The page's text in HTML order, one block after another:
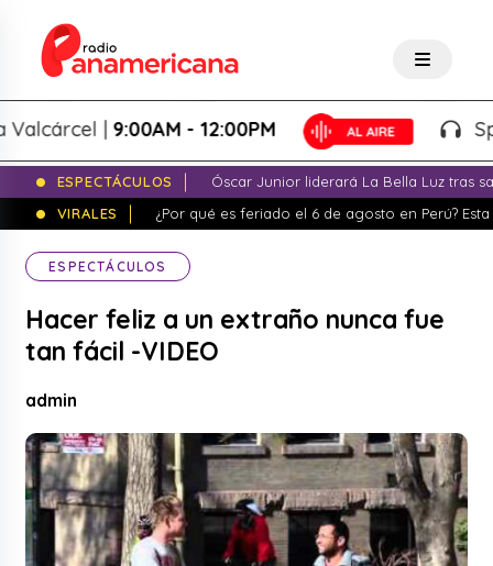
|9:00AM - 12:00PM
ESPECTÁCULOS
Óscar Junior liderará La Bella Luz tras
VIRALES
¿Por qué es feriado el 6 de agosto en Perú?
ESPECTÁCULOS
Hacer feliz a un extraño nunca fue
tan fácil -VIDEO
admin